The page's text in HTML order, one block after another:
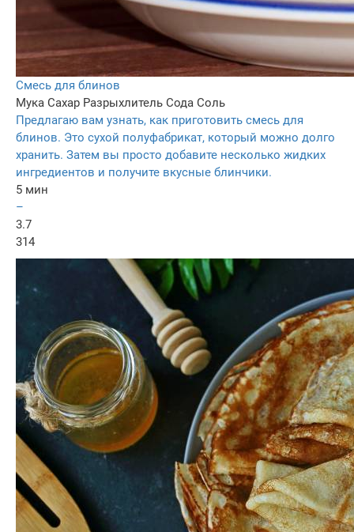
Смесь для блинов
Мука Сахар Разрыхлитель Сода Соль
Предлагаю вам узнать, как приготовить смесь для
блинов. Это сухой полуфабрикат, который можно долго
хранить. Затем вы просто добавите несколько жидких
ингредиентов и получите вкусные блинчики.
5 мин
–
3.7
314